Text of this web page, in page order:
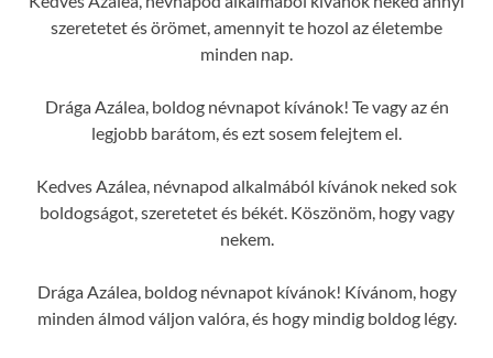
szeretetet és örömet, amennyit te hozol az életembe
minden nap.
Drága Azálea, boldog névnapot kívánok! Te vagy az én
legjobb barátom, és ezt sosem felejtem el.
Kedves Azálea, névnapod alkalmából kívánok neked sok
boldogságot, szeretetet és békét. Köszönöm, hogy vagy
nekem.
Drága Azálea, boldog névnapot kívánok! Kívánom, hogy
minden álmod váljon valóra, és hogy mindig boldog légy.